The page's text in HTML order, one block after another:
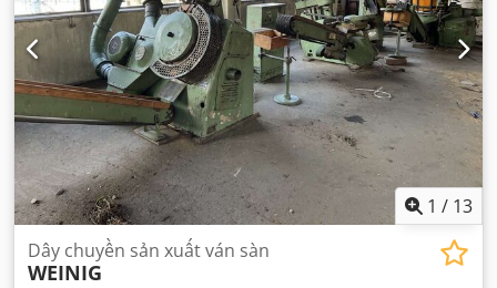
1 / 13
Dây chuyền sản xuất ván sàn
WEINIG